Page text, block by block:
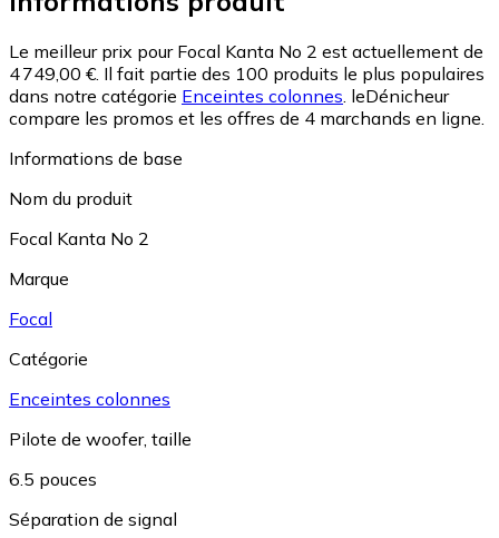
Le meilleur prix pour Focal Kanta No 2 est actuellement de
4 749,00 €. Il fait partie des 100 produits le plus populaires
dans notre catégorie Enceintes colonnes. leDénicheur
compare les promos et les offres de 4 marchands en ligne.
Informations de base
Nom du produit
Focal Kanta No 2
Marque
Focal
Catégorie
Enceintes colonnes
Pilote de woofer, taille
6.5 pouces
Séparation de signal